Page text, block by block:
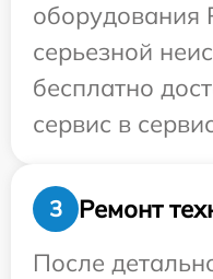
оборудования
серьезной
бесплатно
сервис в
3
Ремонт
После